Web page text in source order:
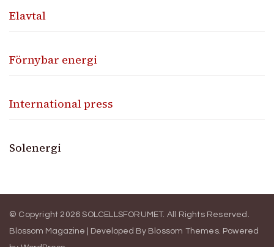
Elavtal
Förnybar energi
International press
Solenergi
© Copyright 2026SOLCELLSFORUMET. All Rights Reserved.
Blossom Magazine | Developed By Blossom Themes. Powered